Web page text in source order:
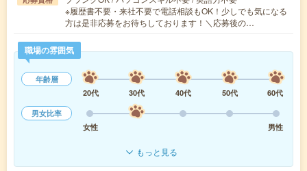
※履歴書不要・来社不要で電話相談もOK！少しでも気になる
方は是非応募をお待ちしております！＼応募後の…
職場の雰囲気
年齢層
20代
30代 40代 50代
60代
男女比率
女性
男性
もっと見る